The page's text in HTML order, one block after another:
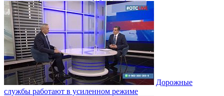
Дорожные
службы работают в усиленном режиме